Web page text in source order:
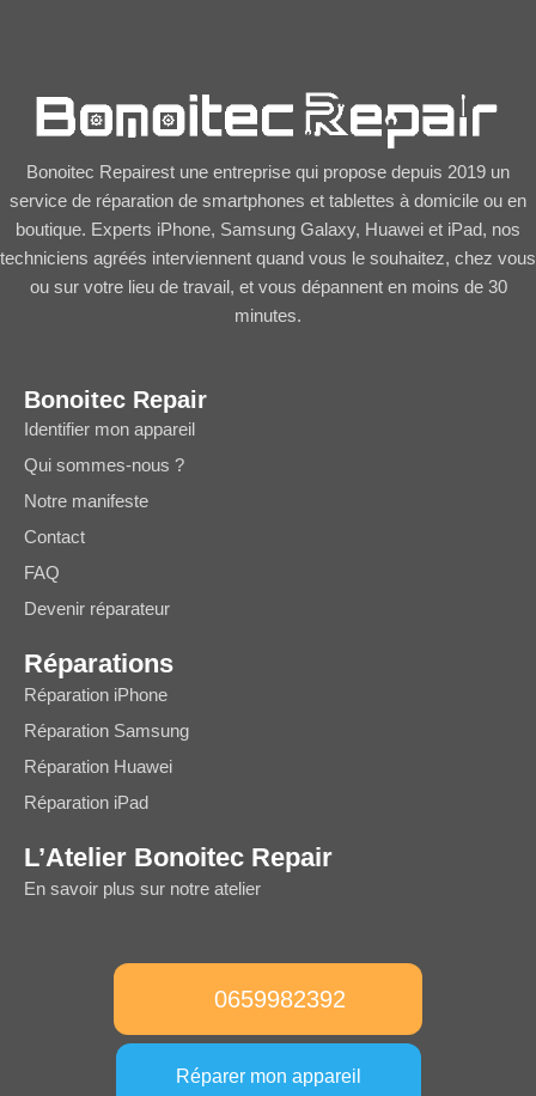
Bonoitec Repairest une entreprise qui propose depuis 2019 un
service de réparation de smartphones et tablettes à domicile ou en
boutique. Experts iPhone, Samsung Galaxy, Huawei et iPad, nos
techniciens agréés interviennent quand vous le souhaitez, chez vous
ou sur votre lieu de travail, et vous dépannent en moins de 30
minutes.
Bonoitec Repair
Identifier mon appareil
Qui sommes-nous ?
Notre manifeste
Contact
FAQ
Devenir réparateur
Réparations
Réparation iPhone
Réparation Samsung
Réparation Huawei
Réparation iPad
L’Atelier Bonoitec Repair
En savoir plus sur notre atelier
0659982392
Réparer mon appareil